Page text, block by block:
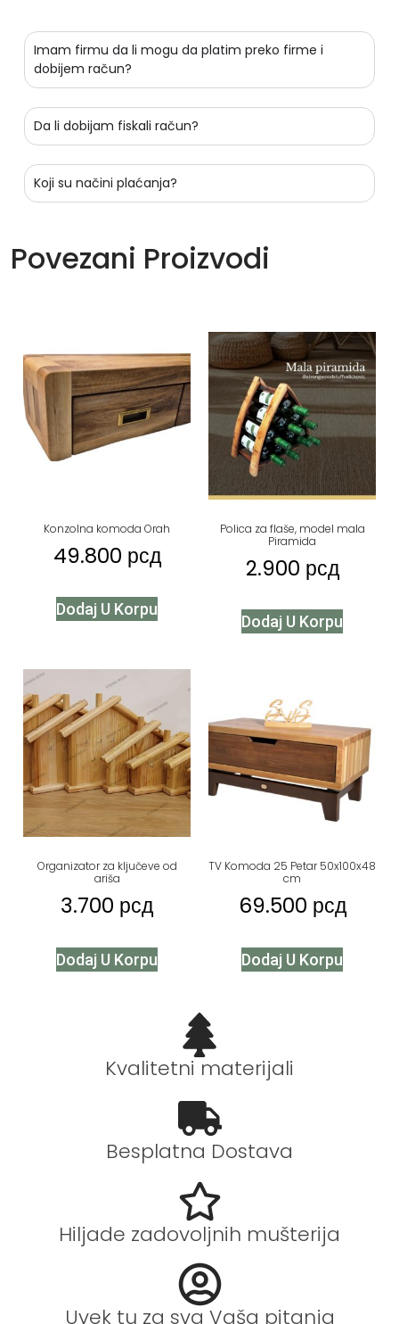
Imam firmu da li mogu da platim preko firme i
dobijem račun?
Da li dobijam fiskali račun?
Koji su načini plaćanja?
Povezani Proizvodi
Konzolna komoda Orah
49.800 рсд
Dodaj U Korpu
Polica za flaše, model mala
Piramida
2.900 рсд
Dodaj U Korpu
Organizator za ključeve od
ariša
3.700 рсд
Dodaj U Korpu
TV Komoda 25 Petar 50x100x48
cm
69.500 рсд
Dodaj U Korpu
Kvalitetni materijali
Besplatna Dostava
Hiljade zadovoljnih mušterija
Uvek tu za sva Vaša pitanja